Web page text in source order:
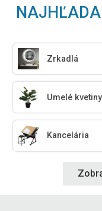
Zrkadlá
Umelé kvetiny
Kancelária